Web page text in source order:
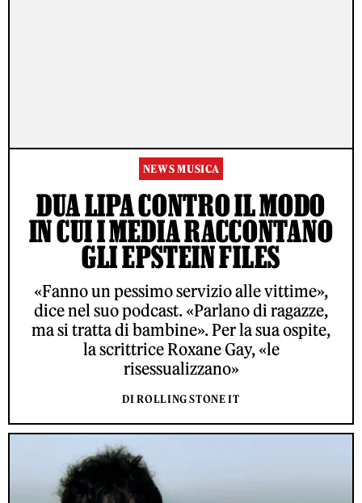
NEWS MUSICA
DUA LIPA CONTRO IL MODO
IN CUI I MEDIA RACCONTANO
GLI EPSTEIN FILES
«Fanno un pessimo servizio alle vittime»,
dice nel suo podcast. «Parlano di ragazze,
ma si tratta di bambine». Per la sua ospite,
la scrittrice Roxane Gay, «le
risessualizzano»
DI ROLLING STONE IT